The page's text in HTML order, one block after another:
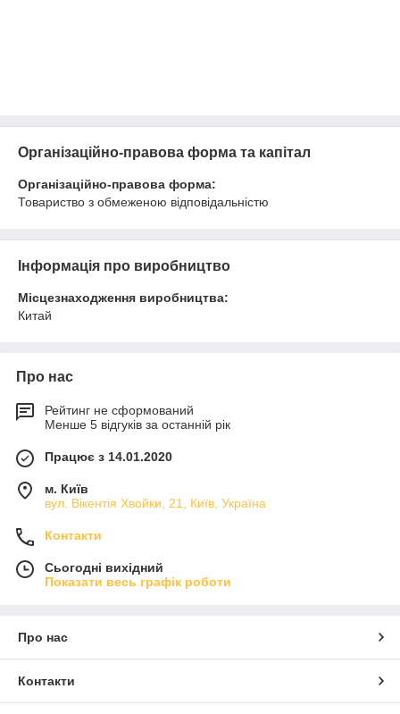
Організаційно-правова форма та капітал
Організаційно-правова форма:
Товариство з обмеженою відповідальністю
Інформація про виробництво
Місцезнаходження виробництва:
Китай
Про нас
Рейтинг не сформований
Менше 5 відгуків за останній рік
Працює з 14.01.2020
м. Київ
вул. Вікентія Хвойки, 21, Київ, Україна
Контакти
Сьогодні вихідний
Показати весь графік роботи
Про нас
Контакти